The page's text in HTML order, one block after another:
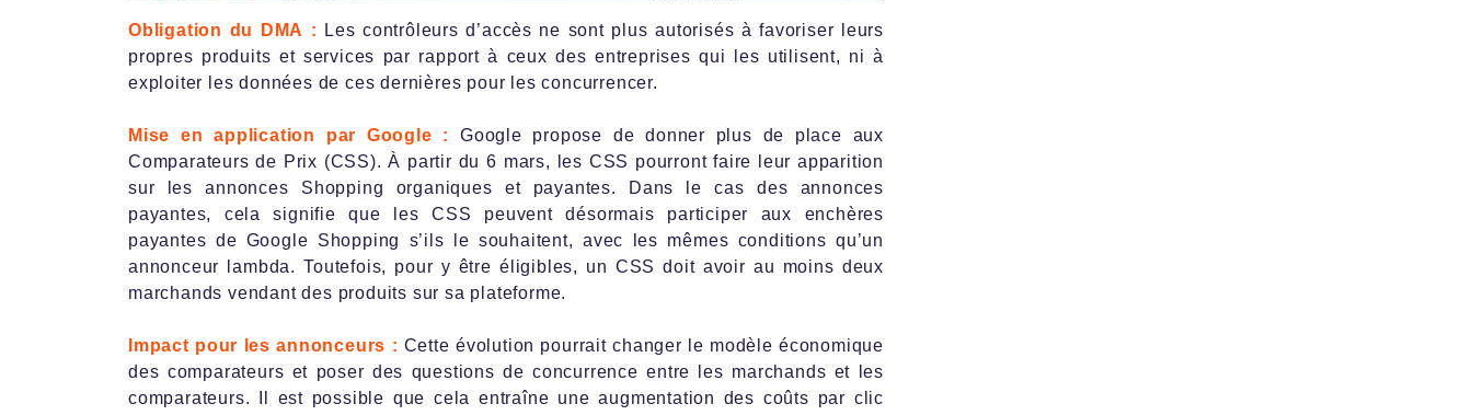
Obligation du DMA :
Les contrôleurs d’accès ne sont plus autorisés à favoriser leurs
propres produits et services par rapport à ceux des entreprises qui les utilisent, ni à
exploiter les données de ces dernières pour les concurrencer.
Mise en application par Google : Google propose de donner plus de place aux
Comparateurs de Prix (CSS). À partir du 6 mars, les CSS pourront faire leur apparition
sur les annonces Shopping organiques et payantes. Dans le cas des annonces
payantes, cela signifie que les CSS peuvent désormais participer aux enchères
payantes de Google Shopping s’ils le souhaitent, avec les mêmes conditions qu’un
annonceur lambda. Toutefois, pour y être éligibles, un CSS doit avoir au moins deux
marchands vendant des produits sur sa plateforme.
Impact pour les annonceurs : Cette évolution pourrait changer le modèle économique
des comparateurs et poser des questions de concurrence entre les marchands et les
comparateurs. Il est possible que cela entraîne une augmentation des coûts par clic